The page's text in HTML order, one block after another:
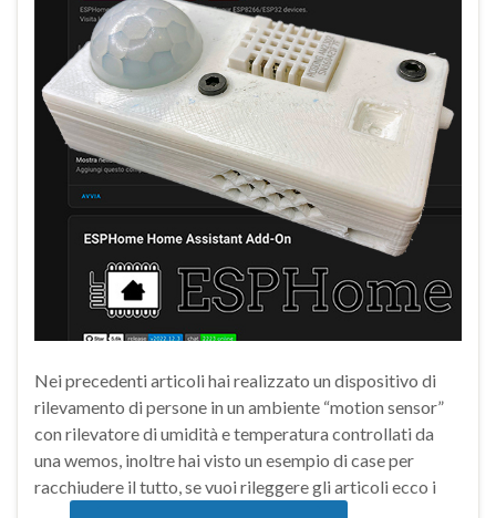
Nei precedenti articoli hai realizzato un dispositivo di
rilevamento di persone in un ambiente “motion sensor”
con rilevatore di umidità e temperatura controllati da
una wemos, inoltre hai visto un esempio di case per
racchiudere il tutto, se vuoi rileggere gli articoli ecco i